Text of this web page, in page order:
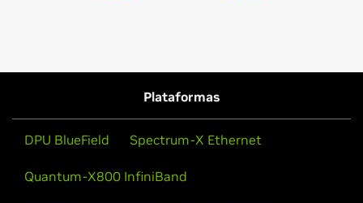
Plataformas
DPU BlueField Spectrum-X Ethernet
Quantum-X800 InfiniBand